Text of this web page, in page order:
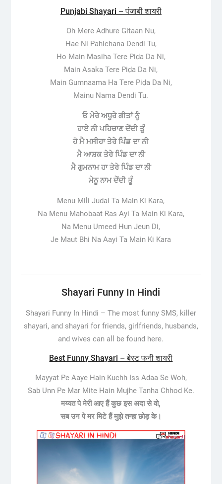
Punjabi Shayari – पंजाबी शायरी
Oh Mere Adhure Gitaan Nu,
Hae Ni Pahichana Dendi Tu,
Ho Main Masiha Tere Piḍa Da Ni,
Main Asaka Tere Piḍa Da Ni,
Main Gumnaama Ha Tere Piḍa Da Ni,
Mainu Nama Dendi Tu.
ਓ ਮੇਰੇ ਅਧੂਰੇ ਗੀਤਾਂ ਨੂੰ
ਹਾਏ ਨੀ ਪਹਿਚਾਣ ਦੇਂਦੀ ਤੂੰ
ਹੋ ਮੈ ਮਸੀਹਾ ਤੇਰੇ ਪਿੰਡ ਦਾ ਨੀ
ਮੈ ਆਸ਼ਕ ਤੇਰੇ ਪਿੰਡ ਦਾ ਨੀ
ਮੈ ਗੁਮਨਾਮ ਹਾ ਤੇਰੇ ਪਿੰਡ ਦਾ ਨੀ
ਮੇਨੂ ਨਾਮ ਦੇਂਦੀ ਤੂੰ
Menu Mili Judai Ta Main Ki Kara,
Na Menu Mahobaat Ras Ayi Ta Main Ki Kara,
Na Menu Umeed Hun Jeun Di,
Je Maut Bhi Na Aayi Ta Main Ki Kara
Shayari Funny In Hindi
Shayari Funny In Hindi – The most funny SMS, killer
shayari, and shayari for friends, girlfriends, husbands,
and wives can all be found here.
Best Funny Shayari – बेस्ट फनी शायरी
Mayyat Pe Aaye Hain Kuchh Iss Adaa Se Woh,
Sab Unn Pe Mar Mite Hain Mujhe Tanha Chhod Ke.
मय्यत पे मेरी आए हैं कुछ इस अदा से वो,
सब उन पे मर मिटे हैं मुझे तन्हा छोड़ के।